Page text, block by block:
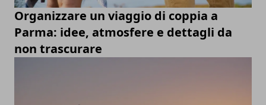
Organizzare un viaggio di coppia a
Parma: idee, atmosfere e dettagli da
non trascurare